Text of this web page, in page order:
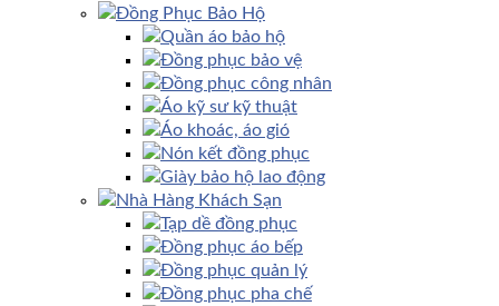
Đồng Phục Bảo Hộ
Quần áo bảo hộ
Đồng phục bảo vệ
Đồng phục công nhân
Áo kỹ sư kỹ thuật
Áo khoác, áo gió
Nón kết đồng phục
Giày bảo hộ lao động
Nhà Hàng Khách Sạn
Tạp dề đồng phục
Đồng phục áo bếp
Đồng phục quản lý
Đồng phục pha chế